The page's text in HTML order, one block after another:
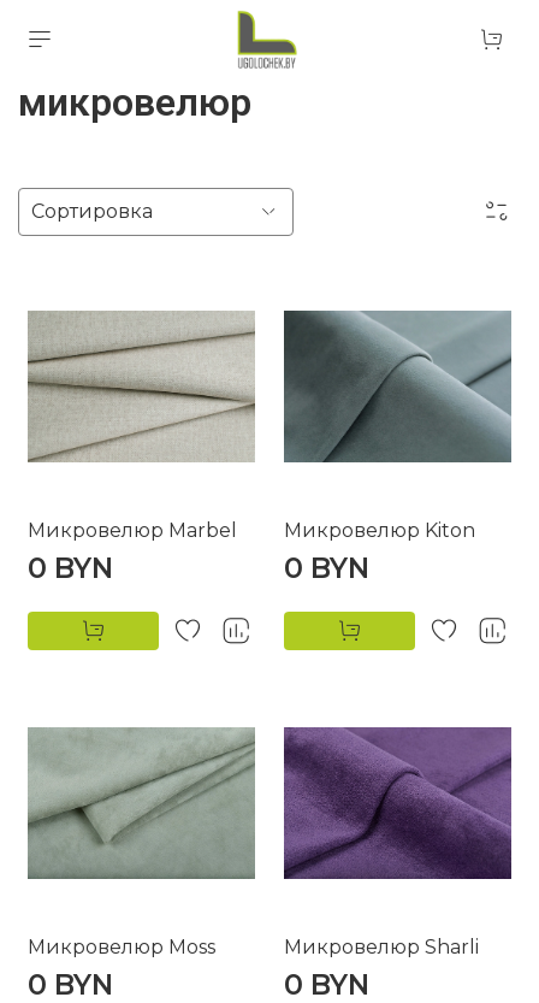
микровелюр
Микровелюр Marbel
0 BYN
Микровелюр Kiton
0 BYN
Микровелюр Moss
0 BYN
Микровелюр Sharli
0 BYN